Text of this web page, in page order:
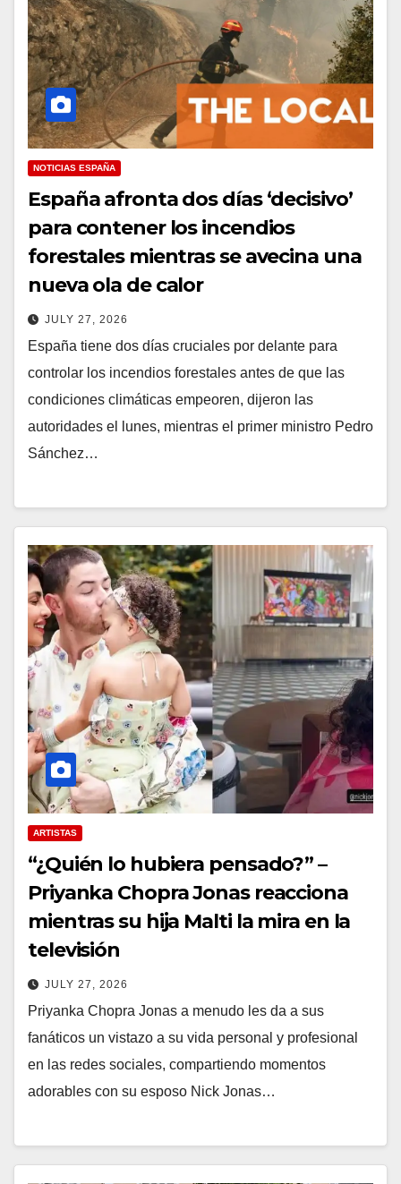
NOTICIAS ESPAÑA
España afronta dos días ‘decisivo’
para contener los incendios
forestales mientras se avecina una
nueva ola de calor
JULY 27, 2026
España tiene dos días cruciales por delante para
controlar los incendios forestales antes de que las
condiciones climáticas empeoren, dijeron las
autoridades el lunes, mientras el primer ministro Pedro
Sánchez…
ARTISTAS
“¿Quién lo hubiera pensado?” –
Priyanka Chopra Jonas reacciona
mientras su hija Malti la mira en la
televisión
JULY 27, 2026
Priyanka Chopra Jonas a menudo les da a sus
fanáticos un vistazo a su vida personal y profesional
en las redes sociales, compartiendo momentos
adorables con su esposo Nick Jonas…